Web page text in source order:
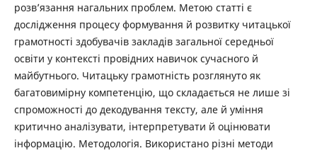
розв’язання нагальних проблем. Метою статті є
дослідження процесу формування й розвитку читацької
грамотності здобувачів закладів загальної середньої
освіти у контексті провідних навичок сучасного й
майбутнього. Читацьку грамотність розглянуто як
багатовимірну компетенцію, що складається не лише зі
спроможності до декодування тексту, але й уміння
критично аналізувати, інтерпретувати й оцінювати
інформацію. Методологія. Використано різні методи